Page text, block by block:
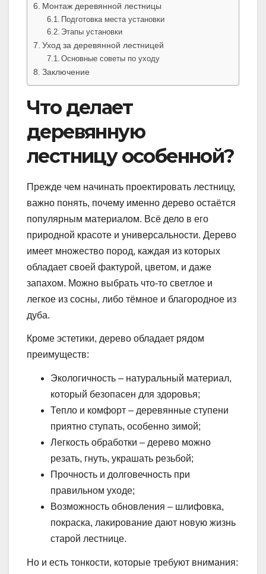
Монтаж деревянной лестницы
Подготовка места установки
Этапы установки
Уход за деревянной лестницей
Основные советы по уходу
Заключение
Что делает
деревянную
лестницу особенной?
Прежде чем начинать проектировать лестницу,
важно понять, почему именно дерево остаётся
популярным материалом. Всё дело в его
природной красоте и универсальности. Дерево
имеет множество пород, каждая из которых
обладает своей фактурой, цветом, и даже
запахом. Можно выбрать что-то светлое и
легкое из сосны, либо тёмное и благородное из
дуба.
Кроме эстетики, дерево обладает рядом
преимуществ:
Экологичность – натуральный материал,
который безопасен для здоровья;
Тепло и комфорт – деревянные ступени
приятно ступать, особенно зимой;
Легкость обработки – дерево можно
резать, гнуть, украшать резьбой;
Прочность и долговечность при
правильном уходе;
Возможность обновления – шлифовка,
покраска, лакирование дают новую жизнь
старой лестнице.
Но и есть тонкости, которые требуют внимания: